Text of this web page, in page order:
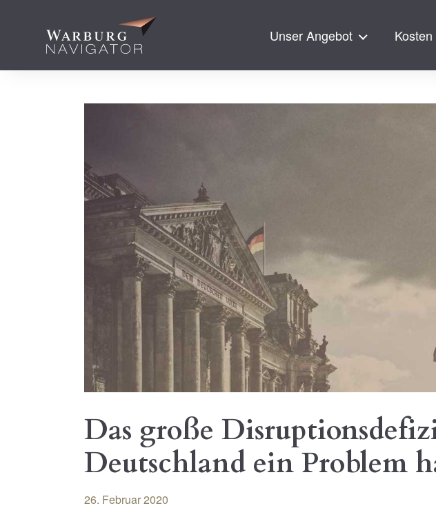
zum Inhalt springen
Unser Angebot Kosten
Das große
Deutschland ein Problem
26. Februar 2020